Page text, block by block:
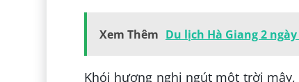
Xem Thêm Du lịch Hà Giang 2
Khói hương nghi ngút một trời